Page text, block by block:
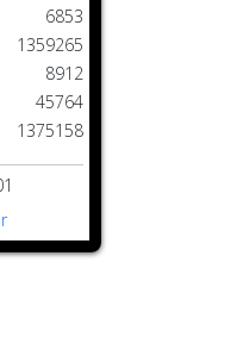
6853
1359265
8912
45764
1375158